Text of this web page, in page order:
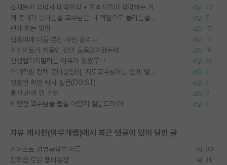
소재분야 석박사 대학원생 + 물박사들이 착각하는 거 77
왜 후배가 못하는걸 교수님은 내 책임으로 돌리는걸까요? 7
편애 하는 방법 17
랩홈피에 다들 본인 사진 올리냐 13
이사이트가 처음엔 정말 도움많이됐는데 16
신생랩가지말라는 이유가 있었구나 20
타대학원 컨텍 준비중인데, 지도교수님께는 언제 말씀드려야 할까요? 2
정출연 학연 박사 질문(DGIST) 2
통신 관련 랩 추천 3
K 전전 교수님들 랩실 어떤지 질문드려요! 2
자유 게시판(아무개랩)에서 최근 댓글이 많이 달린 글
카이스트 경영공학부 서류 30
장학금 모은 랩비통장 21